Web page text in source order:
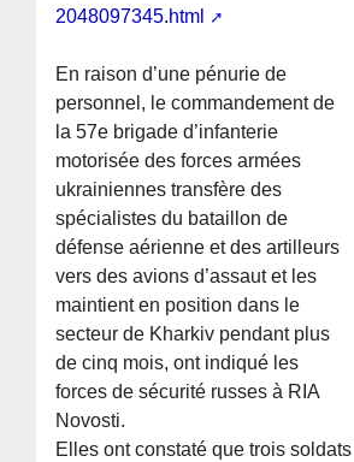
2048097345.html
En raison d’une pénurie de
personnel, le commandement de
la 57e brigade d’infanterie
motorisée des forces armées
ukrainiennes transfère des
spécialistes du bataillon de
défense aérienne et des artilleurs
vers des avions d’assaut et les
maintient en position dans le
secteur de Kharkiv pendant plus
de cinq mois, ont indiqué les
forces de sécurité russes à RIA
Novosti.
Elles ont constaté que trois soldats